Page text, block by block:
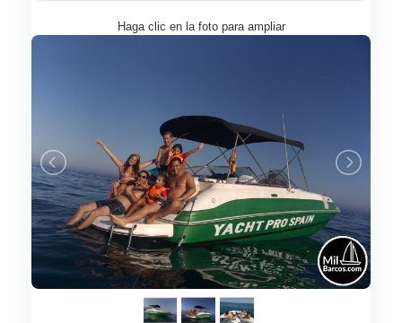
Haga clic en la foto para ampliar